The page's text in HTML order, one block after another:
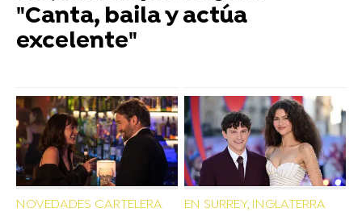
"Canta, baila y actúa
excelente"
NOVEDADES CARTELERA EN SURREY, INGLATERRA